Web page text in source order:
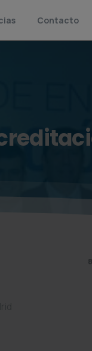
Contacto